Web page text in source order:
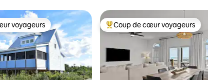
voyageurs les plus appréciés
voyageurs Coups de cœur voyageurs les
Coup de cœur voyageurs